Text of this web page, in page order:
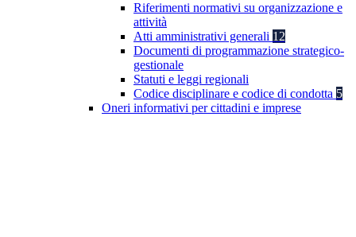
Riferimenti normativi su organizzazione e
attività
Atti amministrativi generali 12
Documenti di programmazione strategico-
gestionale
Statuti e leggi regionali
Codice disciplinare e codice di condotta 5
Oneri informativi per cittadini e imprese